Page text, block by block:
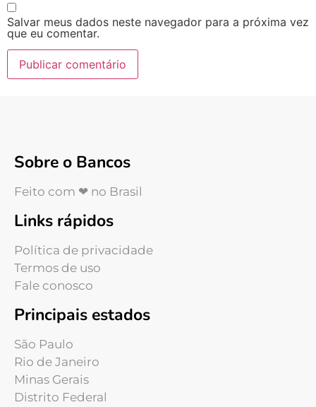
Salvar meus dados neste navegador para a próxima vez
que eu comentar.
Sobre o Bancos
Feito com ❤ no Brasil
Links rápidos
Política de privacidade
Termos de uso
Fale conosco
Principais estados
São Paulo
Rio de Janeiro
Minas Gerais
Distrito Federal